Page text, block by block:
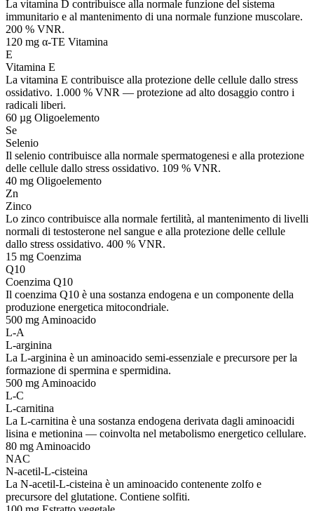
La vitamina D contribuisce alla normale funzione del sistema
immunitario e al mantenimento di una normale funzione muscolare.
200 % VNR.
120 mg α-TE Vitamina
E
Vitamina E
La vitamina E contribuisce alla protezione delle cellule dallo stress
ossidativo. 1.000 % VNR — protezione ad alto dosaggio contro i
radicali liberi.
60 µg Oligoelemento
Se
Selenio
Il selenio contribuisce alla normale spermatogenesi e alla protezione
delle cellule dallo stress ossidativo. 109 % VNR.
40 mg Oligoelemento
Zn
Zinco
Lo zinco contribuisce alla normale fertilità, al mantenimento di livelli
normali di testosterone nel sangue e alla protezione delle cellule
dallo stress ossidativo. 400 % VNR.
15 mg Coenzima
Q10
Coenzima Q10
Il coenzima Q10 è una sostanza endogena e un componente della
produzione energetica mitocondriale.
500 mg Aminoacido
L-A
L-arginina
La L-arginina è un aminoacido semi-essenziale e precursore per la
formazione di spermina e spermidina.
500 mg Aminoacido
L-C
L-carnitina
La L-carnitina è una sostanza endogena derivata dagli aminoacidi
lisina e metionina — coinvolta nel metabolismo energetico cellulare.
80 mg Aminoacido
NAC
N-acetil-L-cisteina
La N-acetil-L-cisteina è un aminoacido contenente zolfo e
precursore del glutatione. Contiene solfiti.